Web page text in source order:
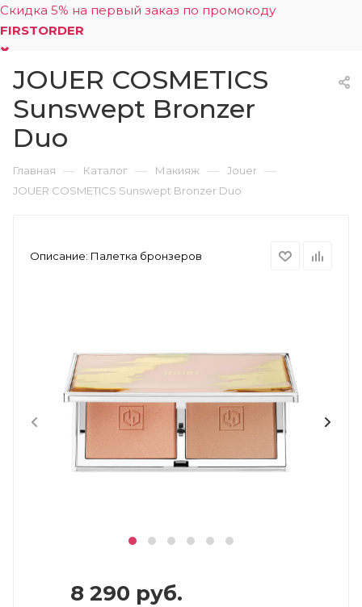
Скидка 5% на первый заказ по промокоду
FIRSTORDER
0
JOUER COSMETICS
Sunswept Bronzer
Duo
Главная — Каталог — Макияж — Jouer —
JOUER COSMETICS Sunswept Bronzer Duo
Описание: Палетка бронзеров
8 290 руб.